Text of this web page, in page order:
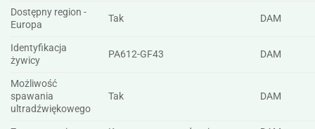
Dostępny region -
Europa
Tak DAM
Identyfikacja
żywicy
PA612-GF43 DAM
Możliwość
spawania
ultradźwiękowego
Tak DAM